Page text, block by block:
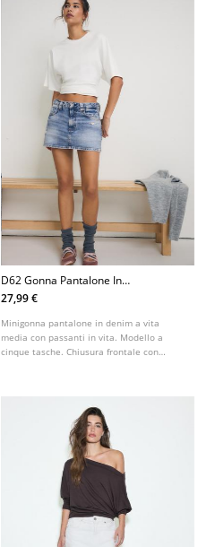
D62 Gonna Pantalone In
Denim
27,99 €
Minigonna pantalone in denim a vita
media con passanti in vita. Modello a
cinque tasche. Chiusura frontale con